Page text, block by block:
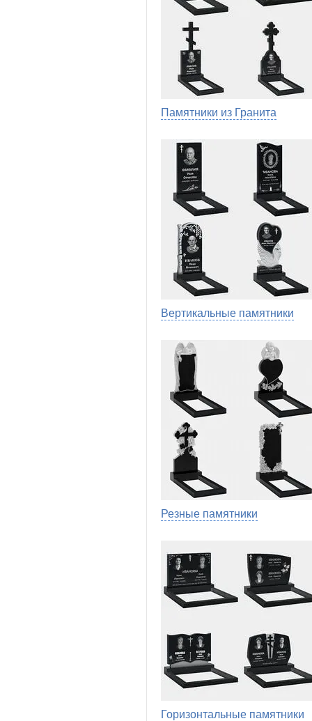
Памятники из Гранита
Вертикальные памятники
Резные памятники
Горизонтальные памятники